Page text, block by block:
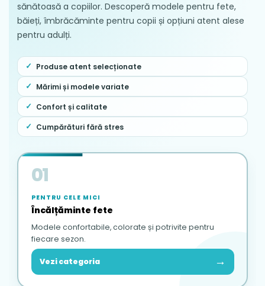
sănătoasă a copiilor. Descoperă modele pentru fete,
băieți, îmbrăcăminte pentru copii și opțiuni atent alese
pentru adulți.
Produse atent selecționate
Mărimi și modele variate
Confort și calitate
Cumpărături fără stres
01
PENTRU CELE MICI
Încălțăminte fete
Modele confortabile, colorate și potrivite pentru
fiecare sezon.
Vezi categoria →